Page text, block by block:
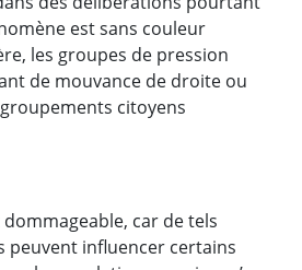
est sans couleur
les groupes de pression
de mouvance de droite ou
citoyens
car de tels
influencer certains